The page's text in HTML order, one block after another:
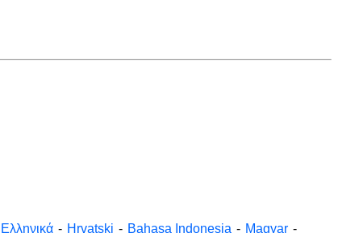
Ελληνικά - Hrvatski - Bahasa Indonesia - Magyar -